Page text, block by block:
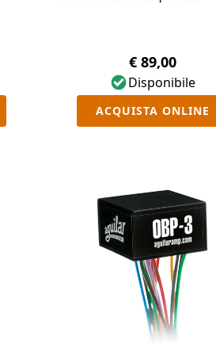
€ 89,00
Disponibile
ACQUISTA ONLINE